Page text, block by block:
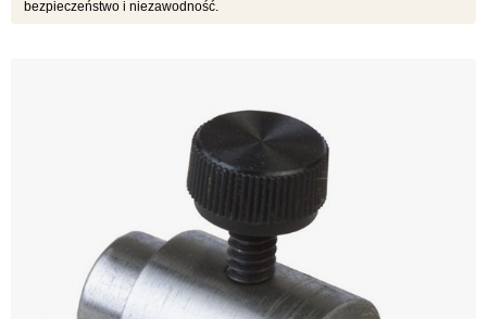
bezpieczeństwo i niezawodność.